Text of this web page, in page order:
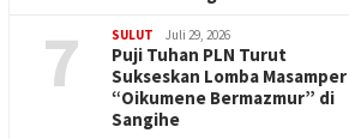
7 SULUT Juli 29, 2026
Puji Tuhan PLN Turut
Sukseskan Lomba Masamper
“Oikumene Bermazmur” di
Sangihe